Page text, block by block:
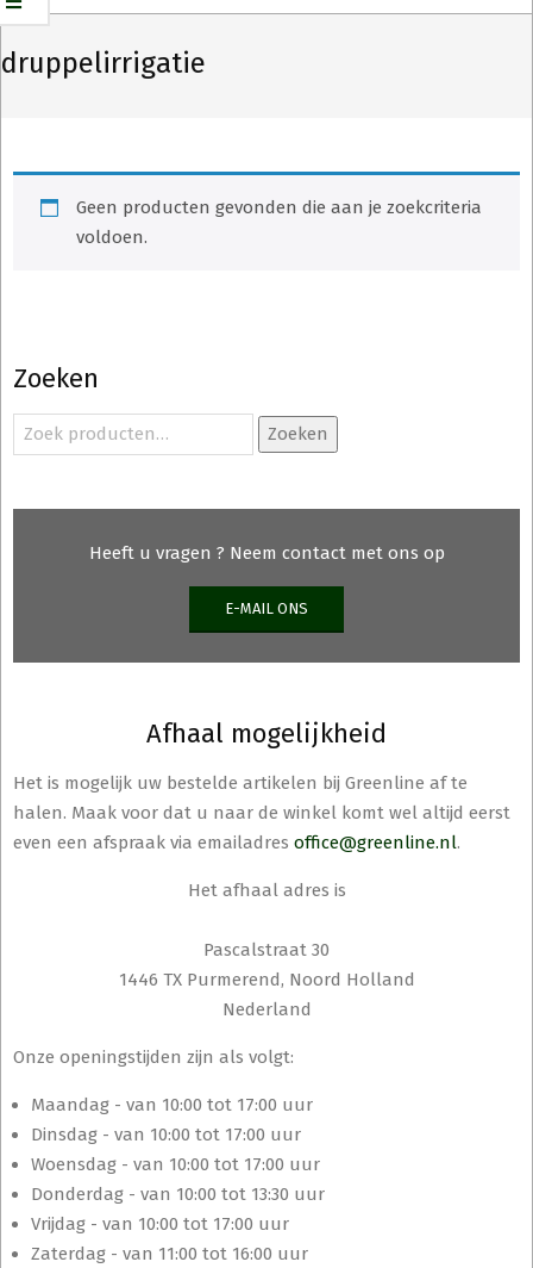
druppelirrigatie
Geen producten gevonden die aan je zoekcriteria
voldoen.
Zoeken
Zoeken
naar:
Zoeken
Heeft u vragen ? Neem contact met ons op
E-MAIL ONS
Afhaal mogelijkheid
Het is mogelijk uw bestelde artikelen bij Greenline af te
halen. Maak voor dat u naar de winkel komt wel altijd eerst
even een afspraak via emailadres office@greenline.nl.
Het afhaal adres is
Pascalstraat 30
1446 TX Purmerend, Noord Holland
Nederland
Onze openingstijden zijn als volgt:
Maandag - van 10:00 tot 17:00 uur
Dinsdag - van 10:00 tot 17:00 uur
Woensdag - van 10:00 tot 17:00 uur
Donderdag - van 10:00 tot 13:30 uur
Vrijdag - van 10:00 tot 17:00 uur
Zaterdag - van 11:00 tot 16:00 uur